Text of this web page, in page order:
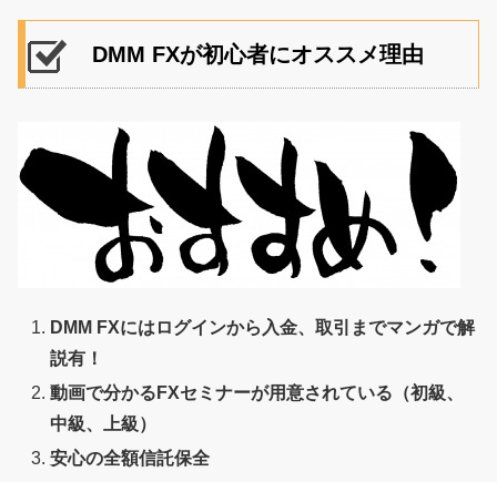
DMM FXが初心者にオススメ理由
DMM FXにはログインから入金、取引までマンガで解
説有！
動画で分かるFXセミナーが用意されている（初級、
中級、上級）
安心の全額信託保全